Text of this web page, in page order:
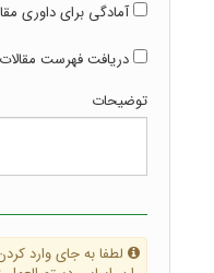
آمادگی برای داوری
دریافت فهرست
توضیحات